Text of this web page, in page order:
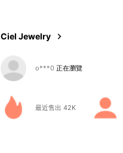
Ciel Jewelry
4.89
最近售出 42K